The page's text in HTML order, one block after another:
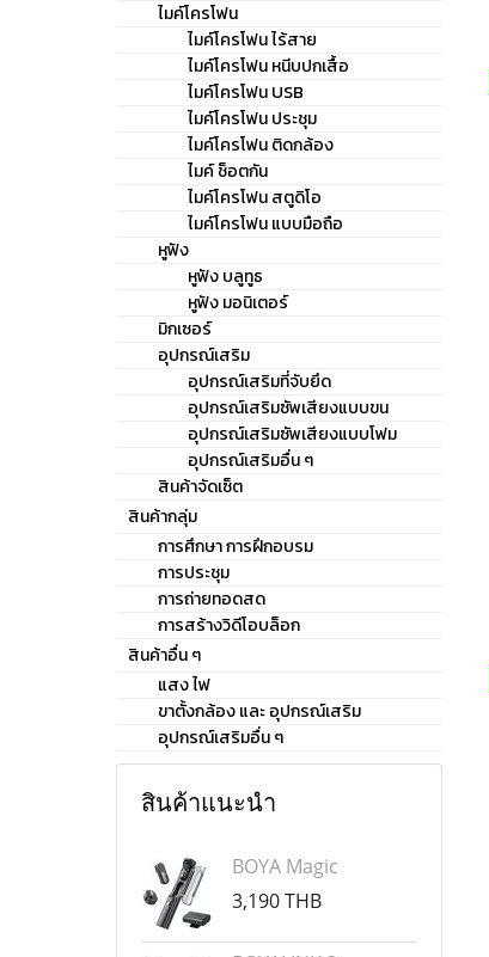
ไมค์โครโฟน
ไมค์โครโฟน ไร้สาย
ไมค์โครโฟน หนีบปกเสื้อ
ไมค์โครโฟน USB
ไมค์โครโฟน ประชุม
ไมค์โครโฟน ติดกล้อง
ไมค์ ช็อตกัน
ไมค์โครโฟน สตูดิโอ
ไมค์โครโฟน แบบมือถือ
หูฟัง
หูฟัง บลูทูธ
หูฟัง มอนิเตอร์
มิกเซอร์
อุปกรณ์เสริม
อุปกรณ์เสริมที่จับยึด
อุปกรณ์เสริมซัพเสียงแบบขน
อุปกรณ์เสริมซัพเสียงแบบโฟม
อุปกรณ์เสริมอื่น ๆ
สินค้าจัดเซ็ต
สินค้ากลุ่ม
การศึกษา การฝึกอบรม
การประชุม
การถ่ายทอดสด
การสร้างวิดีโอบล็อก
สินค้าอื่น ๆ
แสง ไฟ
ขาตั้งกล้อง และ อุปกรณ์เสริม
อุปกรณ์เสริมอื่น ๆ
สินค้าแนะนำ
BOYA Magic
3,190 THB